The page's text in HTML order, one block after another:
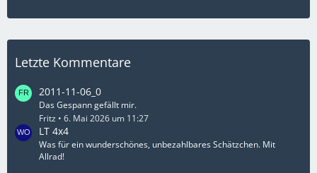
Letzte Kommentare
2011-11-06_0
Das Gespann gefällt mir.
Fritz
6. Mai 2026 um 11:27
LT 4x4
Was für ein wunderschönes, unbezahlbares Schätzchen. Mit
Allrad!